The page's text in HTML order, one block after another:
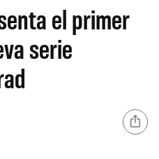
el primer
serie